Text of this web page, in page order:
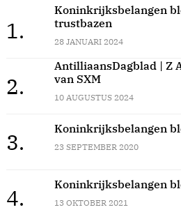
1.
Koninkrijksbelangen
trustbazen
28 JANUARI 2024
2.
AntilliaansDagblad | Z
van SXM
10 AUGUSTUS 2024
3.
Koninkrijksbelangen
23 SEPTEMBER 2020
4.
Koninkrijksbelangen
13 OKTOBER 2021